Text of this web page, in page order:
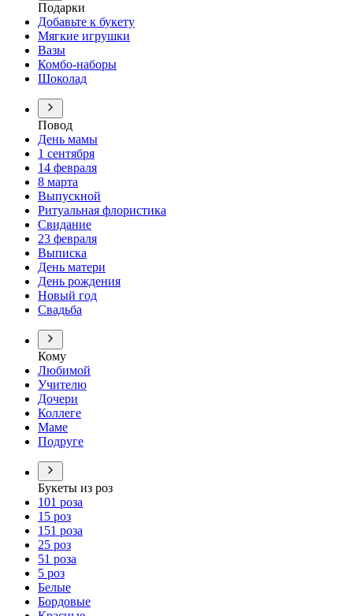
Подарки
Добавьте к букету
Мягкие игрушки
Вазы
Комбо-наборы
Шоколад
Повод
День мамы
1 сентября
14 февраля
8 марта
Выпускной
Ритуальная флористика
Свидание
23 февраля
Выписка
День матери
День рождения
Новый год
Свадьба
Кому
Любимой
Учителю
Дочери
Коллеге
Маме
Подруге
Букеты из роз
101 роза
15 роз
151 роза
25 роз
51 роза
5 роз
Белые
Бордовые